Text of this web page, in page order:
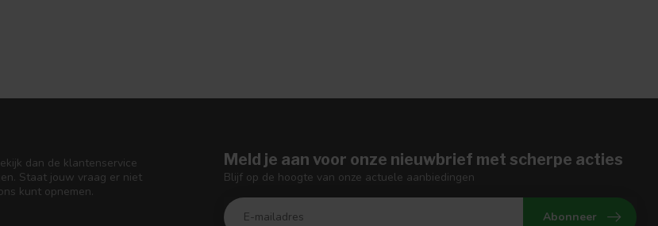
dan de klantenservice
Staat jouw vraag er niet
kunt opnemen.
Meld je aan voor onze nieuwbrief met scherpe acties
Blijf op de hoogte van onze actuele aanbiedingen
Abonneer